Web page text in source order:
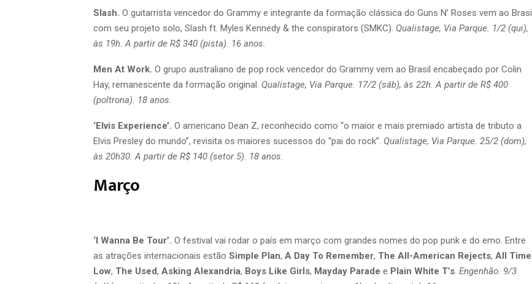
Slash. O guitarrista vencedor do Grammy e integrante da formação clássica do Guns N’ Roses vem ao Brasil
com seu projeto solo, Slash ft. Myles Kennedy & the conspirators (SMKC). Qualistage, Via Parque. 1/2 (qui),
às 19h. A partir de R$ 340 (pista). 16 anos.
Men At Work. O grupo australiano de pop rock vencedor do Grammy vem ao Brasil encabeçado por Colin
Hay, remanescente da formação original. Qualistage, Via Parque. 17/2 (sáb), às 22h. A partir de R$ 400
(poltrona). 18 anos.
‘Elvis Experience’. O americano Dean Z, reconhecido como “o maior e mais premiado artista de tributo a
Elvis Presley do mundo”, revisita os maiores sucessos do “pai do rock”. Qualistage, Via Parque. 25/2 (dom),
às 20h30. A partir de R$ 140 (setor 5). 18 anos.
Março
‘I Wanna Be Tour’. O festival vai rodar o país em março com grandes nomes do pop punk e do emo. Entre
as atrações internacionais estão Simple Plan, A Day To Remember, The All-American Rejects, All Time
Low, The Used, Asking Alexandria, Boys Like Girls, Mayday Parade e Plain White T’s. Engenhão. 9/3